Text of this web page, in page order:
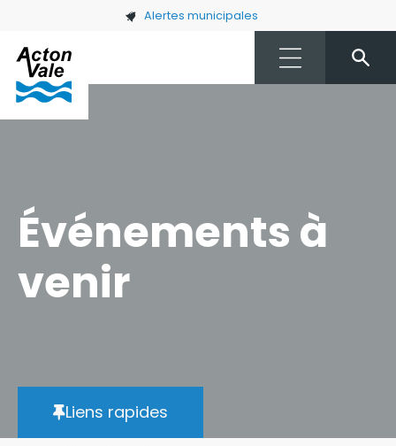
Skip to main content Alertes municipales
Événements à
venir
Liens rapides